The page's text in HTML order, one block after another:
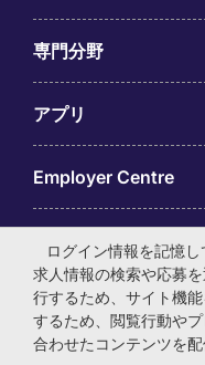
専門分野
アプリ
Employer Centre
© マイケル・ペイジ・
社 法人番号：0104-01-
京都港区虎ノ門4-3-13
ログイン情報を記憶し
求人情報の検索や応募
行するため、サイト機
するため、閲覧行動や
合わせたコンテンツを